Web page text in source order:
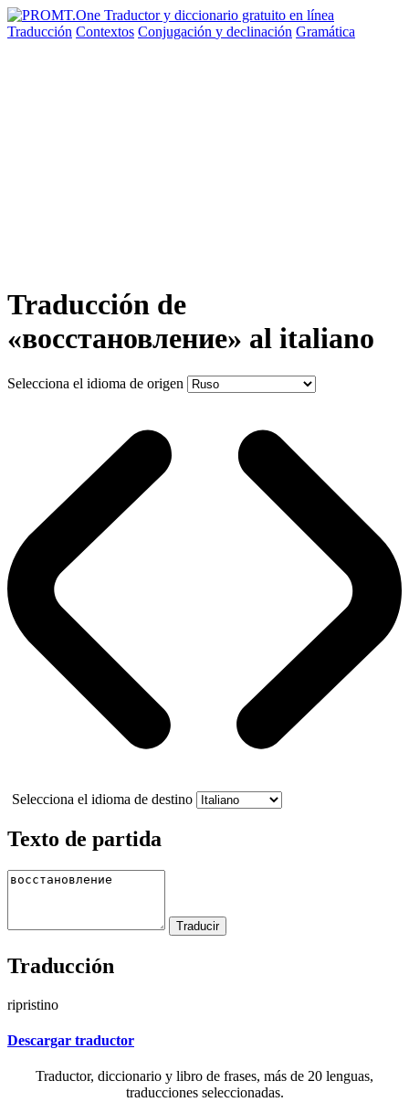
Traducción Contextos Conjugación y declinación Gramática
Traducción de
«восстановление» al italiano
Selecciona el idioma de origen
Selecciona el idioma de destino
Texto de partida
Traducción
ripristino
Descargar traductor
Traductor, diccionario y libro de frases, más de 20 lenguas,
traducciones seleccionadas.